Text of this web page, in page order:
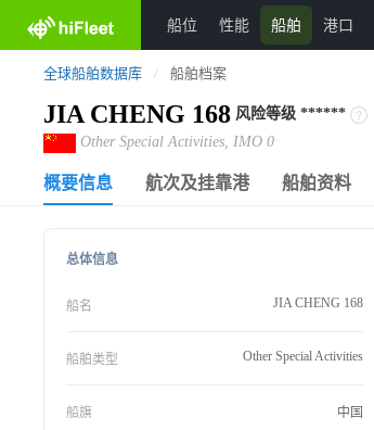
船位 性能 船舶 港口
全球船舶数据库 / 船舶档案
JIA CHENG 168 风险等级 ******
Other Special Activities, IMO 0
概要信息 航次及挂靠港 船舶资料
总体信息
船名 JIA CHENG 168
船舶类型 Other Special Activities
船旗 中国